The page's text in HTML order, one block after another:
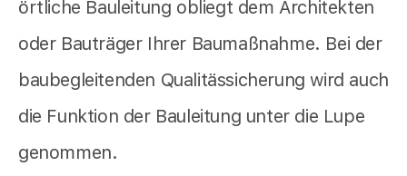
örtliche Bauleitung obliegt dem Architekten
oder Bauträger Ihrer Baumaßnahme. Bei der
baubegleitenden Qualitässicherung wird auch
die Funktion der Bauleitung unter die Lupe
genommen.